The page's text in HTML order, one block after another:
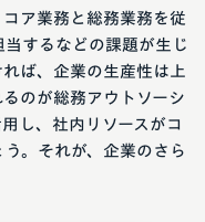
ア業務と総務業務を従
するなどの課題が生じ
ば、企業の生産性は上
のが総務アウトソーシ
し、社内リソースがコ
。それが、企業のさら